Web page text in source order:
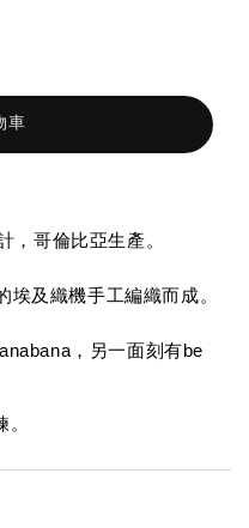
車
，哥倫比亞生產。
埃及織機手工編織而成。
，另一面刻有be
。